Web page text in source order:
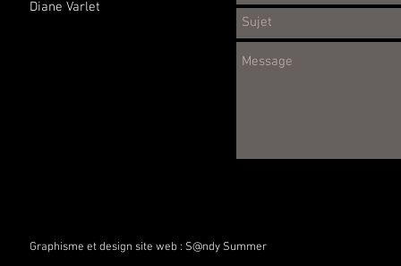
Diane Varlet
Graphisme et design site web : S@ndy Summer